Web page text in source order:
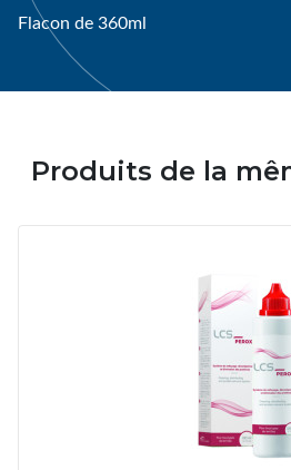
Flacon de 360ml
Produits de la